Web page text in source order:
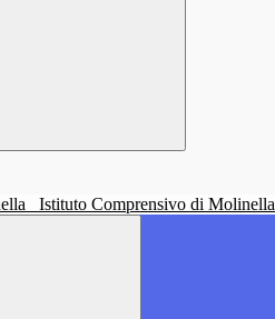
Istituto Comprensivo di Molinella